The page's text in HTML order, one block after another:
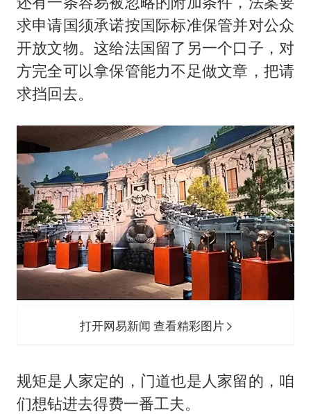
求申请国须承诺按国际标准保管并对公众
开放文物。这给法国留了另一个口子，对
方完全可以拿保管能力不足做文章，把请
求挡回去。
打开网易新闻 查看精彩图片
规矩是人家定的，门道也是人家留的，咱
们想钻进去得费一番工夫。